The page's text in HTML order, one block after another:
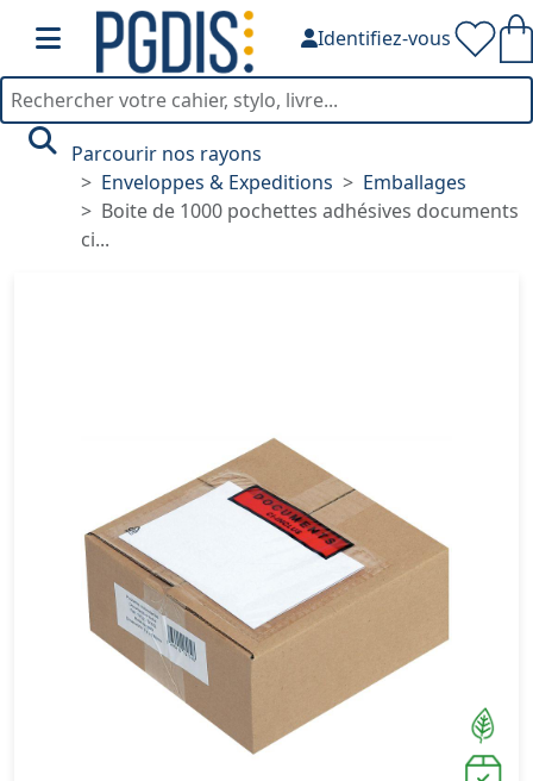
Identifiez-vous
Parcourir nos rayons
Enveloppes & Expeditions
Emballages
Boite de 1000 pochettes adhésives documents
ci...